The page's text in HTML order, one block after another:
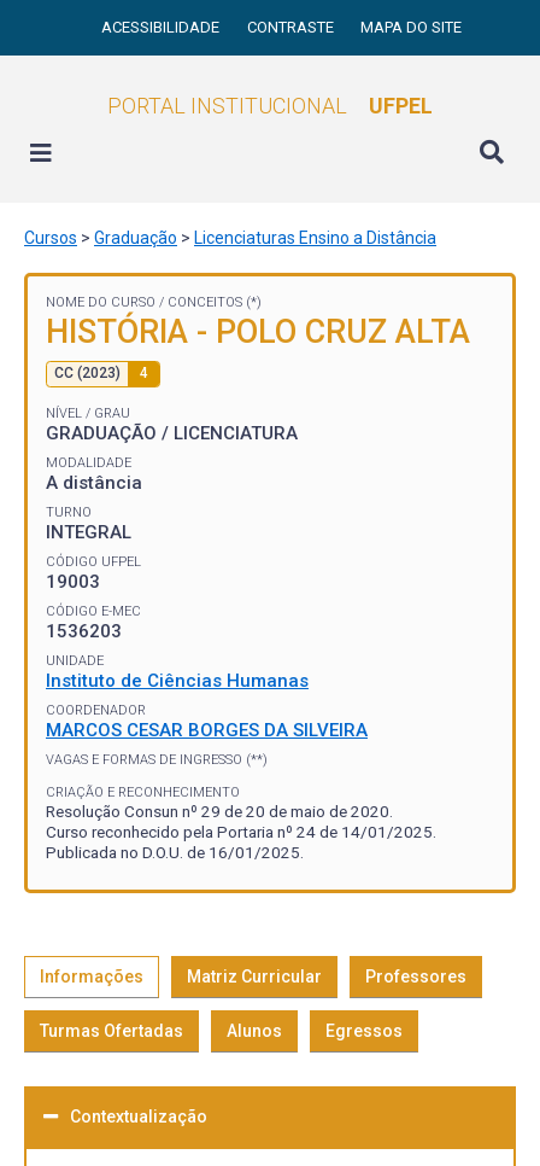
ACESSIBILIDADE CONTRASTE MAPA DO SITE
PORTAL INSTITUCIONAL UFPEL
Cursos > Graduação > Licenciaturas Ensino a Distância
NOME DO CURSO / CONCEITOS (*)
HISTÓRIA - POLO CRUZ ALTA
CC (2023) 4
NÍVEL / GRAU
GRADUAÇÃO / LICENCIATURA
MODALIDADE
A distância
TURNO
INTEGRAL
CÓDIGO UFPEL
19003
CÓDIGO E-MEC
1536203
UNIDADE
Instituto de Ciências Humanas
COORDENADOR
MARCOS CESAR BORGES DA SILVEIRA
VAGAS E FORMAS DE INGRESSO (**)
CRIAÇÃO E RECONHECIMENTO
Resolução Consun nº 29 de 20 de maio de 2020.
Curso reconhecido pela Portaria nº 24 de 14/01/2025.
Publicada no D.O.U. de 16/01/2025.
Informações Matriz Curricular Professores
Turmas Ofertadas Alunos Egressos
Contextualização